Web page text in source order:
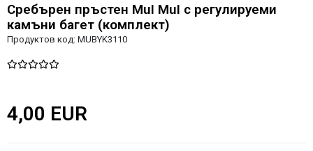
Сребърен пръстен MuI MuI с регулируеми
камъни багет (комплект)
Продуктов код: MUBYK3110
4,00 EUR